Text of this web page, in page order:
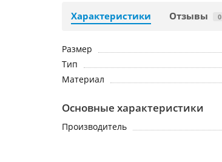
Характеристики Отзывы 0
Размер
Тип
Материал
Основные характеристики
Производитель